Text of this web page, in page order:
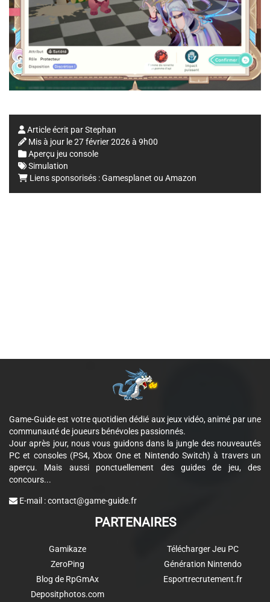
Article écrit parStephan
Mis à jour le27 février 2026 à 9h00
Aperçu jeu console
Simulation
Liens sponsorisés :Gamesplanet ou Amazon
Game-Guide est votre quotidien dédié aux jeux vidéo, animé par une
communauté de joueurs bénévoles passionnés.
Jour après jour, nous vous guidons dans la jungle des nouveautés
PC et consoles (PS4, Xbox One et Nintendo Switch) à travers un
aperçu. Mais aussi ponctuellement des guides de jeu, des
concours...
E-mail :contact@game-guide.fr
PARTENAIRES
Gamikaze
ZeroPing
Blog de RpGmAx
Depositphotos.com
Télécharger Jeu PC
Génération Nintendo
Esportrecrutement.fr